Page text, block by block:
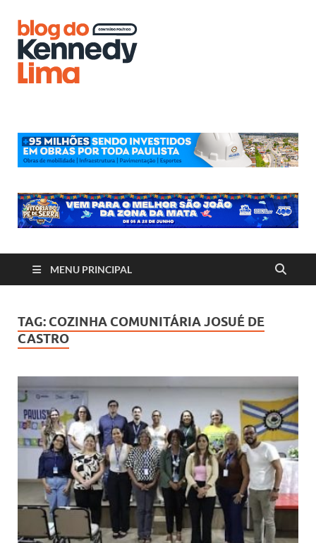
MENU PRINCIPAL
TAG: COZINHA COMUNITÁRIA JOSUÉ DE
CASTRO